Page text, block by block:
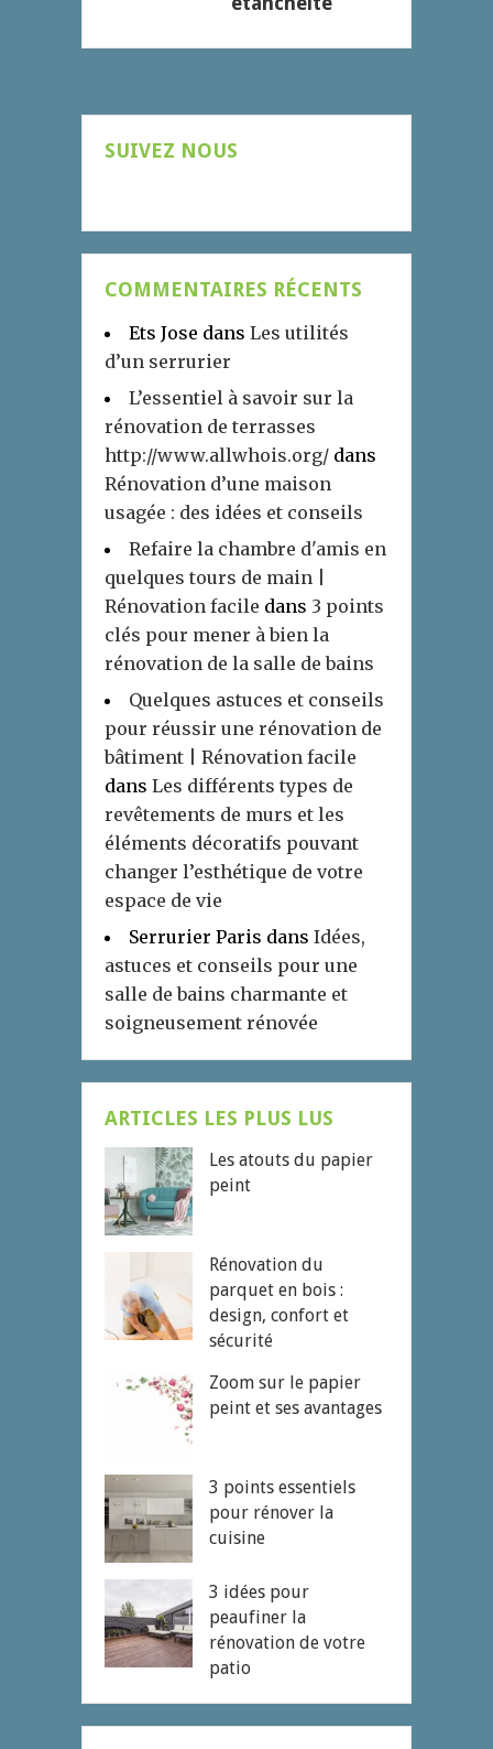
SUIVEZ NOUS
COMMENTAIRES RÉCENTS
Ets Jose dans Les utilités
d’un serrurier
L’essentiel à savoir sur la
rénovation de terrasses
http://www.allwhois.org/ dans
Rénovation d’une maison
usagée : des idées et conseils
Refaire la chambre d'amis en
quelques tours de main |
Rénovation facile dans 3 points
clés pour mener à bien la
rénovation de la salle de bains
Quelques astuces et conseils
pour réussir une rénovation de
bâtiment | Rénovation facile
dans Les différents types de
revêtements de murs et les
éléments décoratifs pouvant
changer l’esthétique de votre
espace de vie
Serrurier Paris dans Idées,
astuces et conseils pour une
salle de bains charmante et
soigneusement rénovée
ARTICLES LES PLUS LUS
Les atouts du papier
peint
Rénovation du
parquet en bois :
design, confort et
sécurité
Zoom sur le papier
peint et ses avantages
3 points essentiels
pour rénover la
cuisine
3 idées pour
peaufiner la
rénovation de votre
patio